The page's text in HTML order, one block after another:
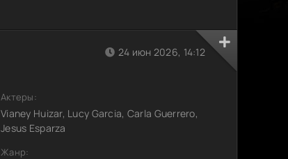
24 июн 2026, 14:12
Актеры:
Vianey Huizar, Lucy Garcia, Carla Guerrero,
Jesus Esparza
Жанр: